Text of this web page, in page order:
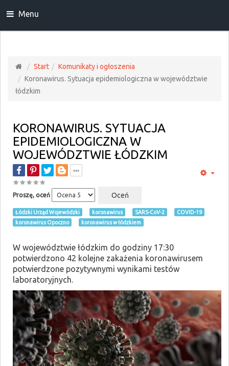
Menu
Start
Komunikaty i ogłoszenia
Koronawirus. Sytuacja epidemiologiczna w województwie
łódzkim
KORONAWIRUS. SYTUACJA
EPIDEMIOLOGICZNA W
WOJEWÓDZTWIE ŁÓDZKIM
Proszę, oceń
Łódzki Urząd Wojewódzki koronawirus SARS-CoV-2
COVID-19
koronawirus Opoczno
koronawirus w łódzkiem
W województwie łódzkim do godziny 17:30
potwierdzono 42 kolejne zakażenia koronawirusem
potwierdzone pozytywnymi wynikami testów
laboratoryjnych.